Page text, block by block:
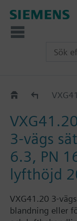
VXG41..
VXG41.20
3-vägs
6.3, PN
lyfthöjd
VXG41.20 3-
blandning eller